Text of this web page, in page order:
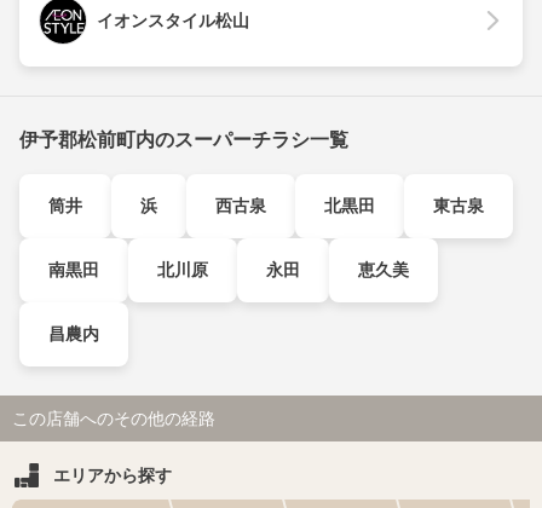
イオンスタイル松山
伊予郡松前町内のスーパーチラシ一覧
筒井 浜 西古泉 北黒田 東古泉
南黒田 北川原 永田 恵久美
昌農内
この店舗へのその他の経路
エリアから探す